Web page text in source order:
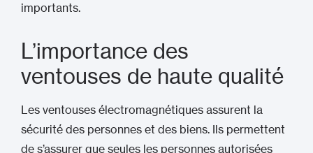
importants.
L’importance des
ventouses de haute qualité
Les ventouses électromagnétiques assurent la
sécurité des personnes et des biens. Ils permettent
de s’assurer que seules les personnes autorisées